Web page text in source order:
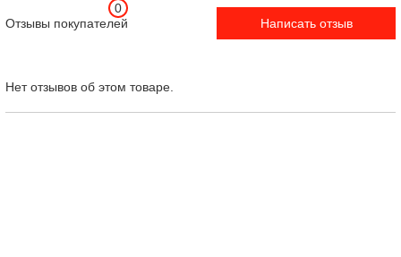
Отзывы покупателей
0
Написать отзыв
Нет отзывов об этом товаре.